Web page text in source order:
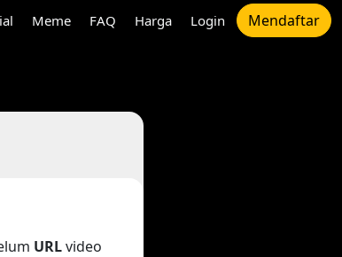
Meme FAQ Harga Login Mendaftar
URLvideo